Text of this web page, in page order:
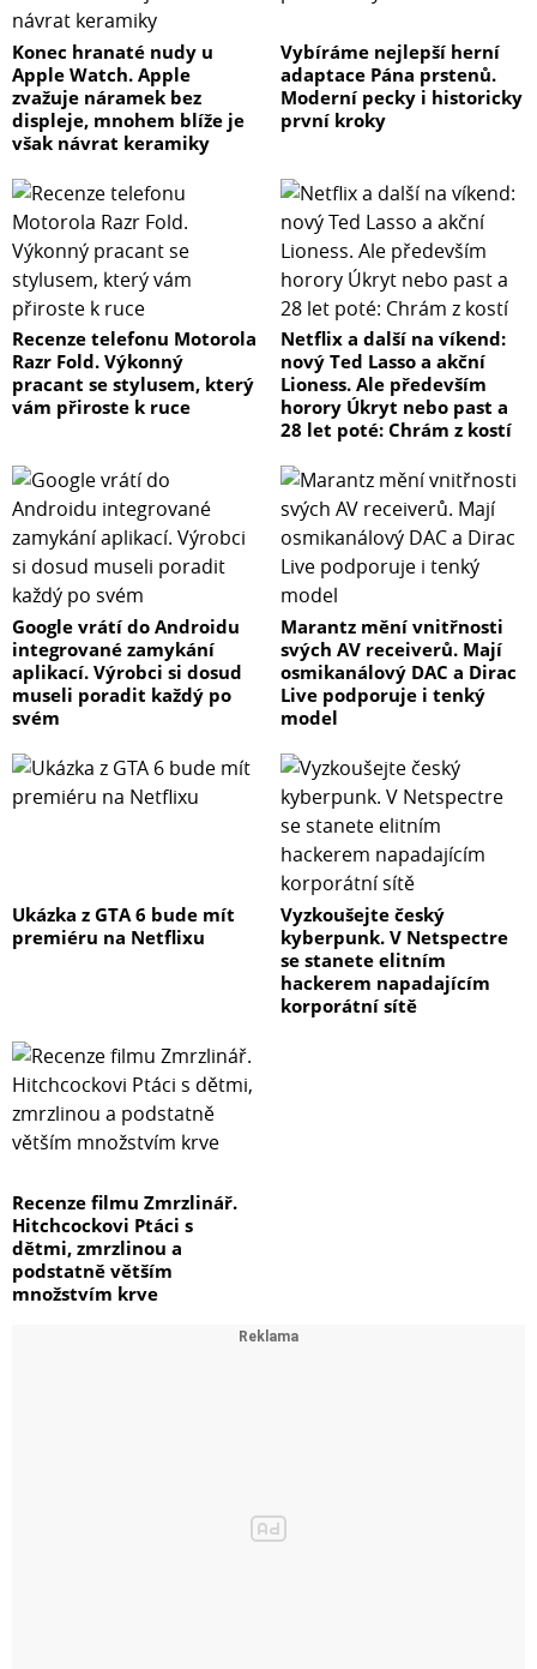
Konec hranaté nudy u
Apple Watch. Apple
zvažuje náramek bez
displeje, mnohem blíže je
však návrat keramiky
Vybíráme nejlepší herní
adaptace Pána prstenů.
Moderní pecky i historicky
první kroky
Recenze telefonu Motorola
Razr Fold. Výkonný
pracant se stylusem, který
vám přiroste k ruce
Netflix a další na víkend:
nový Ted Lasso a akční
Lioness. Ale především
horory Úkryt nebo past a
28 let poté: Chrám z kostí
Google vrátí do Androidu
integrované zamykání
aplikací. Výrobci si dosud
museli poradit každý po
svém
Marantz mění vnitřnosti
svých AV receiverů. Mají
osmikanálový DAC a Dirac
Live podporuje i tenký
model
Ukázka z GTA 6 bude mít
premiéru na Netflixu
Vyzkoušejte český
kyberpunk. V Netspectre
se stanete elitním
hackerem napadajícím
korporátní sítě
Recenze filmu Zmrzlinář.
Hitchcockovi Ptáci s
dětmi, zmrzlinou a
podstatně větším
množstvím krve